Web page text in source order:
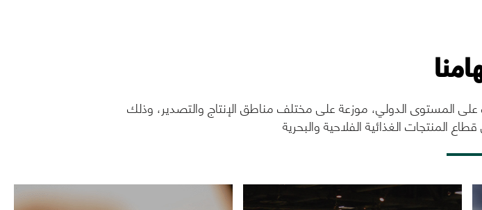
المستوى الدولي، موزعة على مختلف مناطق الإنتاج والتصدير، وذلك
المنتجات الغذائية الفلاحية والبحرية
رؤية المزيد